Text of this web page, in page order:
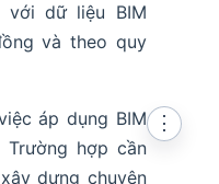
với dữ liệu BIM
và theo quy
áp dụng BIM
hợp cần
dựng chuyên
⋮